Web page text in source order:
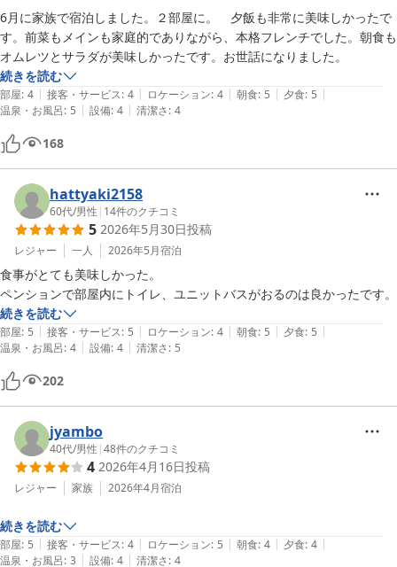
6月に家族で宿泊しました。２部屋に。　夕飯も非常に美味しかったで
す。前菜もメインも家庭的でありながら、本格フレンチでした。朝食も
オムレツとサラダが美味しかったです。お世話になりました。
続きを読む
部屋: 4 | 接客・サービス: 4 | ロケーション: 4 | 朝食: 5 | 夕食: 5 |
温泉・お風呂: 5 | 設備: 4 | 清潔さ: 4
168
hattyaki2158
60代/男性 | 14件のクチコミ
5 2026年5月30日投稿
レジャー 一人 2026年5月宿泊
食事がとても美味しかった。
ペンションで部屋内にトイレ、ユニットバスがおるのは良かったです。
続きを読む
部屋: 5 | 接客・サービス: 5 | ロケーション: 4 | 朝食: 5 | 夕食: 5 |
温泉・お風呂: 4 | 設備: 4 | 清潔さ: 5
202
jyambo
40代/男性 |48件のクチコミ
4 2026年4月16日投稿
レジャー 家族 2026年4月宿泊
続きを読む
部屋: 5 | 接客・サービス: 4 | ロケーション: 5 | 朝食: 4 | 夕食: 4 |
温泉・お風呂: 3 | 設備: 4 | 清潔さ: 4